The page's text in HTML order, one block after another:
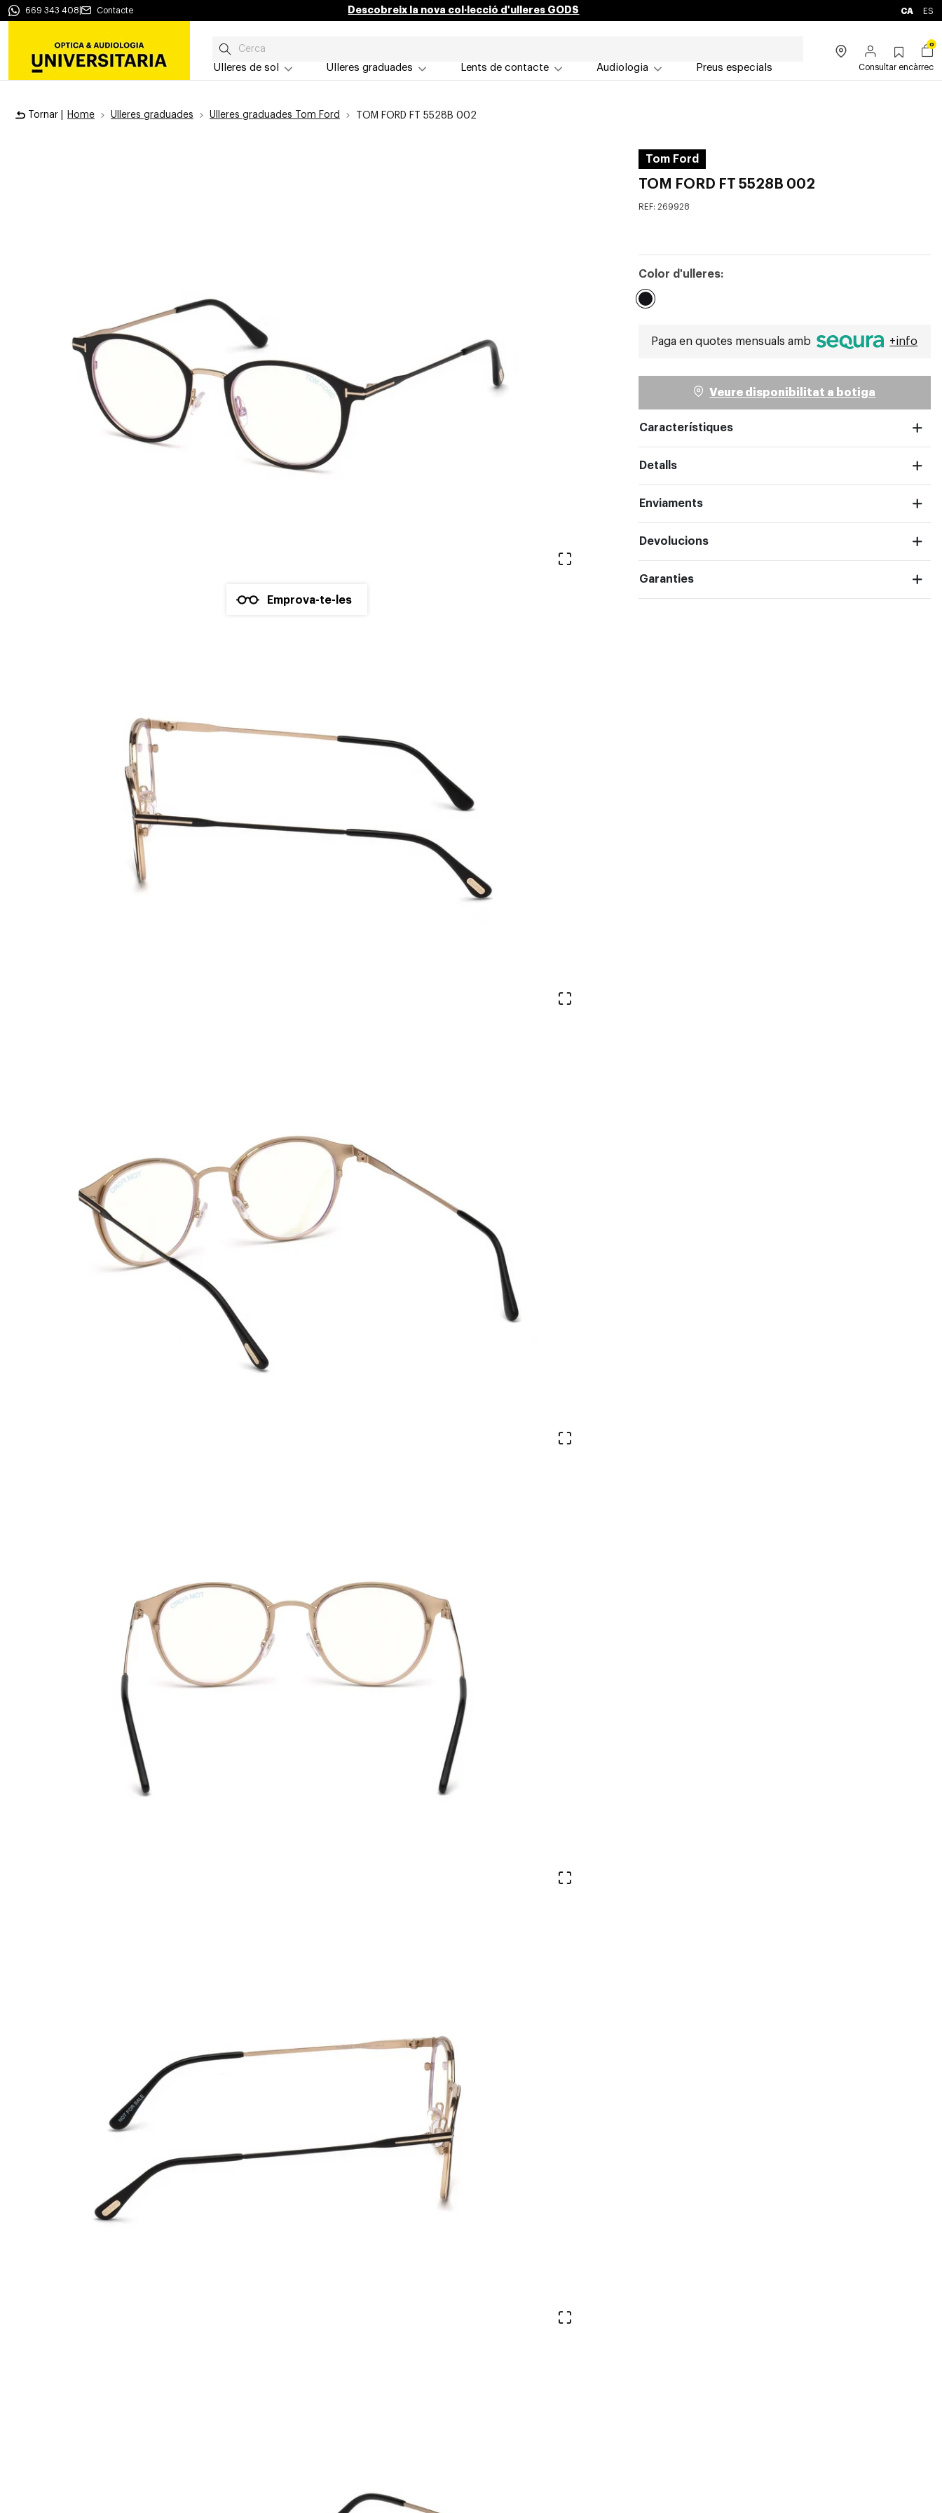
669 343 408 Contacte Descobreix la nova col·lecció d'ulleres GODS CA ES
Ulleres de sol Ulleres graduades Lents de contacte Audiologia Preus especials
0
Consultar encàrrec
Tornar | Home Ulleres graduades Ulleres graduades Tom Ford TOM FORD FT 5528B 002
Emprova-te-les
Veure en pantalla completa
Veure en pantalla completa
Veure en pantalla completa
Veure en pantalla completa
Veure en pantalla completa
Tom Ford
TOM FORD FT 5528B 002
REF: 269928
Color d'ulleres:
Paga en quotes mensuals amb +info
Veure disponibilitat a botiga
Característiques
Detalls
Enviaments
Devolucions
Garanties